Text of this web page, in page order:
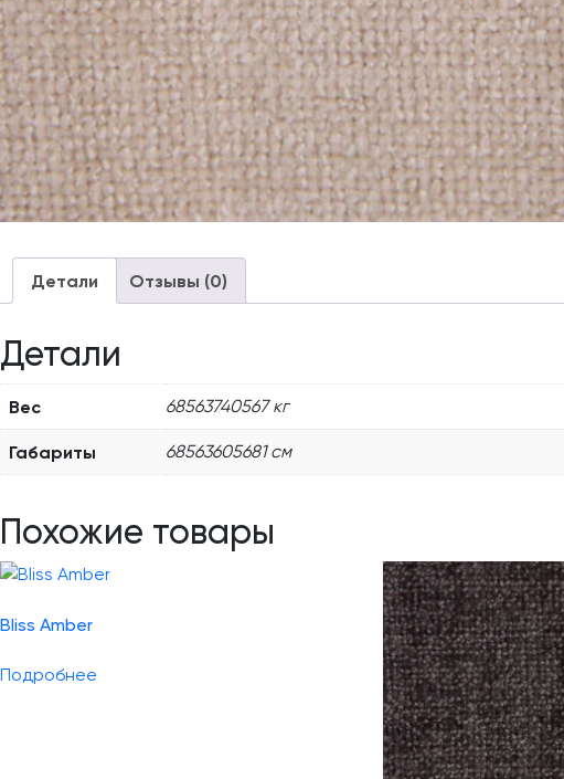
Детали Отзывы (0)
Детали
Вес 68563740567 кг
Габариты 68563605681 см
Похожие товары
Bliss Amber
Подробнее